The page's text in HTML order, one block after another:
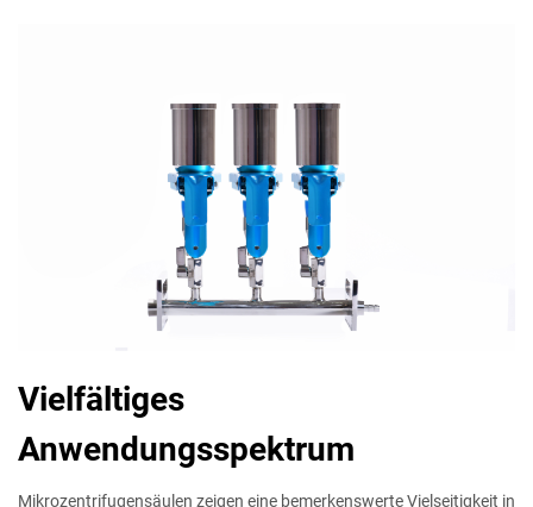
Vielfältiges
Anwendungsspektrum
Mikrozentrifugensäulen zeigen eine bemerkenswerte Vielseitigkeit in